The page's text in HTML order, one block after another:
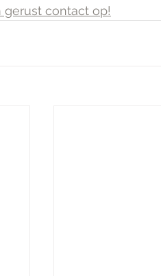
gerust contact op!